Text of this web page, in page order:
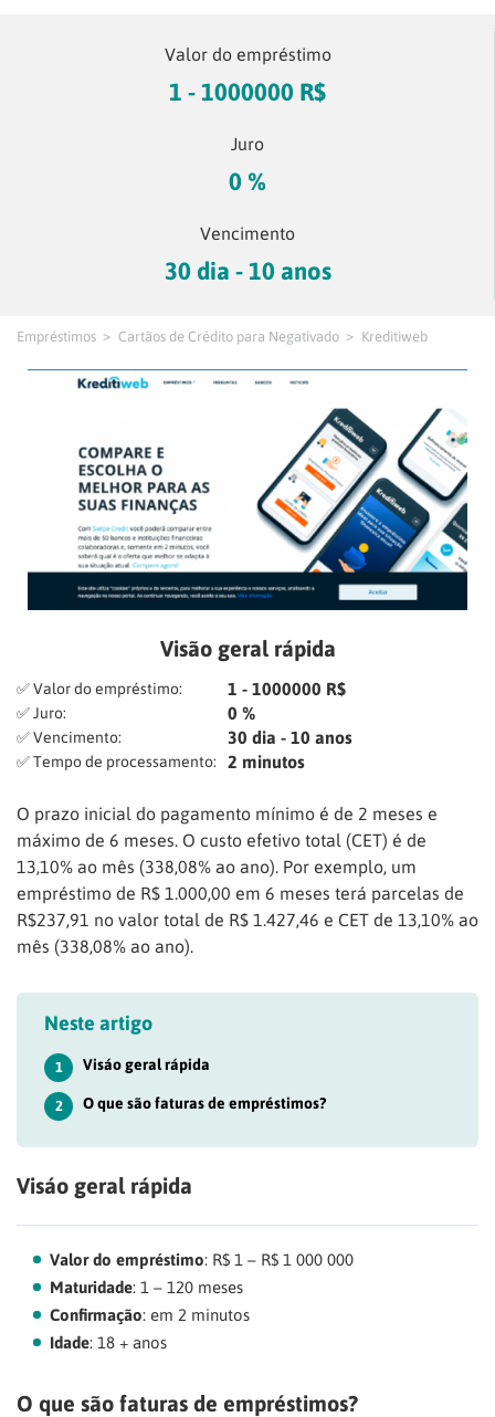
Valor do empréstimo
1 - 1000000 R$
Juro
0 %
Vencimento
30 dia - 10 anos
Empréstimos Cartãos de Crédito para Negativado Kreditiweb
Visão geral rápida
✅ Valor do empréstimo: 1 - 1000000 R$
✅ Juro: 0 %
✅ Vencimento: 30 dia - 10 anos
✅ Tempo de processamento: 2 minutos
O prazo inicial do pagamento mínimo é de 2 meses e
máximo de 6 meses. O custo efetivo total (CET) é de
13,10% ao mês (338,08% ao ano). Por exemplo, um
empréstimo de R$ 1.000,00 em 6 meses terá parcelas de
R$237,91 no valor total de R$ 1.427,46 e CET de 13,10% ao
mês (338,08% ao ano).
Neste artigo
1 Visáo geral rápida
2 O que são faturas de empréstimos?
Visáo geral rápida
Valor do empréstimo: R$ 1 – R$ 1 000 000
Maturidade: 1 – 120 meses
Confirmação: em 2 minutos
Idade: 18 + anos
O que são faturas de empréstimos?